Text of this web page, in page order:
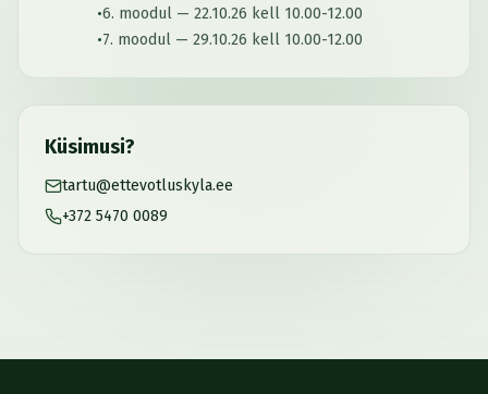
•6. moodul — 22.10.26 kell 10.00-12.00
•7. moodul — 29.10.26 kell 10.00-12.00
Küsimusi?
tartu@ettevotluskyla.ee
+372 5470 0089